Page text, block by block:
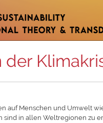
der
auf Menschen und Umwelt
in allen Weltregionen zu